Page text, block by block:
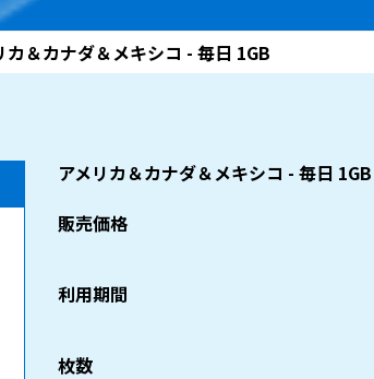
カ＆カナダ＆メキシコ - 毎日 1GB
アメリカ＆カナダ＆メキシコ - 毎日 1GB
販売価格
利用期間
枚数